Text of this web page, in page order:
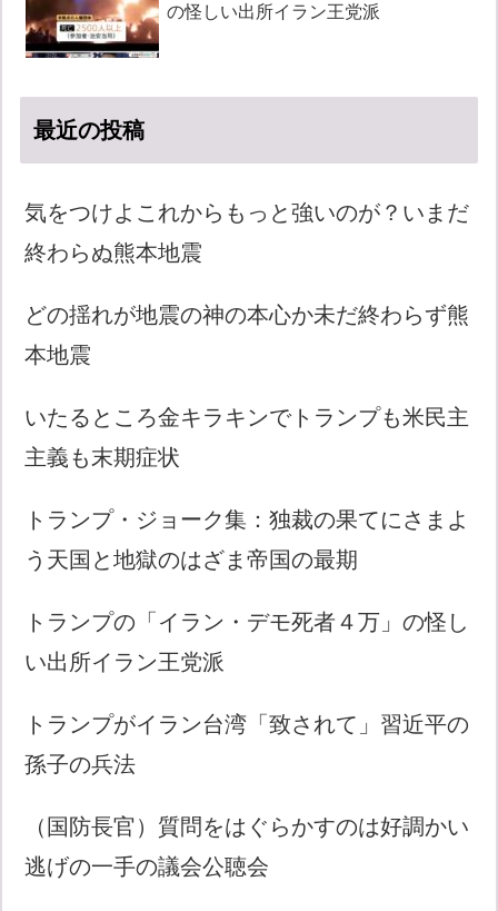
の怪しい出所イラン王党派
最近の投稿
気をつけよこれからもっと強いのが？いまだ
終わらぬ熊本地震
どの揺れが地震の神の本心か未だ終わらず熊
本地震
いたるところ金キラキンでトランプも米民主
主義も末期症状
トランプ・ジョーク集：独裁の果てにさまよ
う天国と地獄のはざま帝国の最期
トランプの「イラン・デモ死者４万」の怪し
い出所イラン王党派
トランプがイラン台湾「致されて」習近平の
孫子の兵法
（国防長官）質問をはぐらかすのは好調かい
逃げの一手の議会公聴会